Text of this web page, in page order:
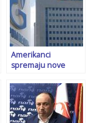
Amerikanci
spremaju nove
Rusije: Glavna meta
bi mogao biti…